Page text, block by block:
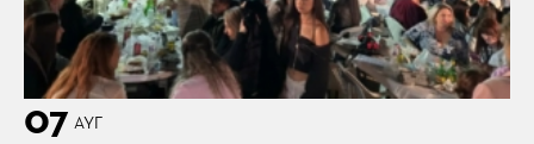
07 ΑΥΓ